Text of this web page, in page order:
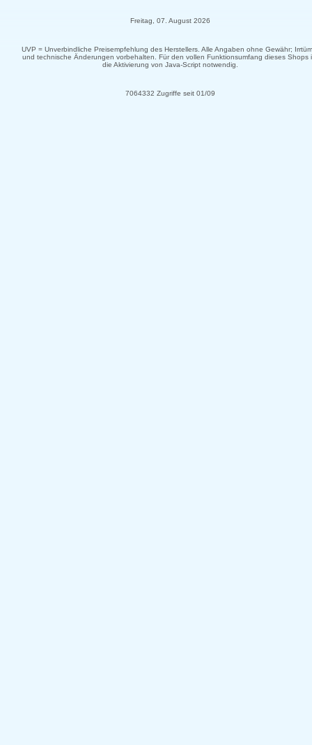
Freitag, 07. August 2026
UVP = Unverbindliche Preisempfehlung des Herstellers. Alle Angaben ohne Gewähr;
und technische Änderungen vorbehalten. Für den vollen Funktionsumfang dieses Shops
die Aktivierung von Java-Script notwendig.
7064332 Zugriffe seit 01/09